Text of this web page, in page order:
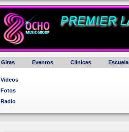
Giras Eventos Clinicas
Videos
Fotos
Radio